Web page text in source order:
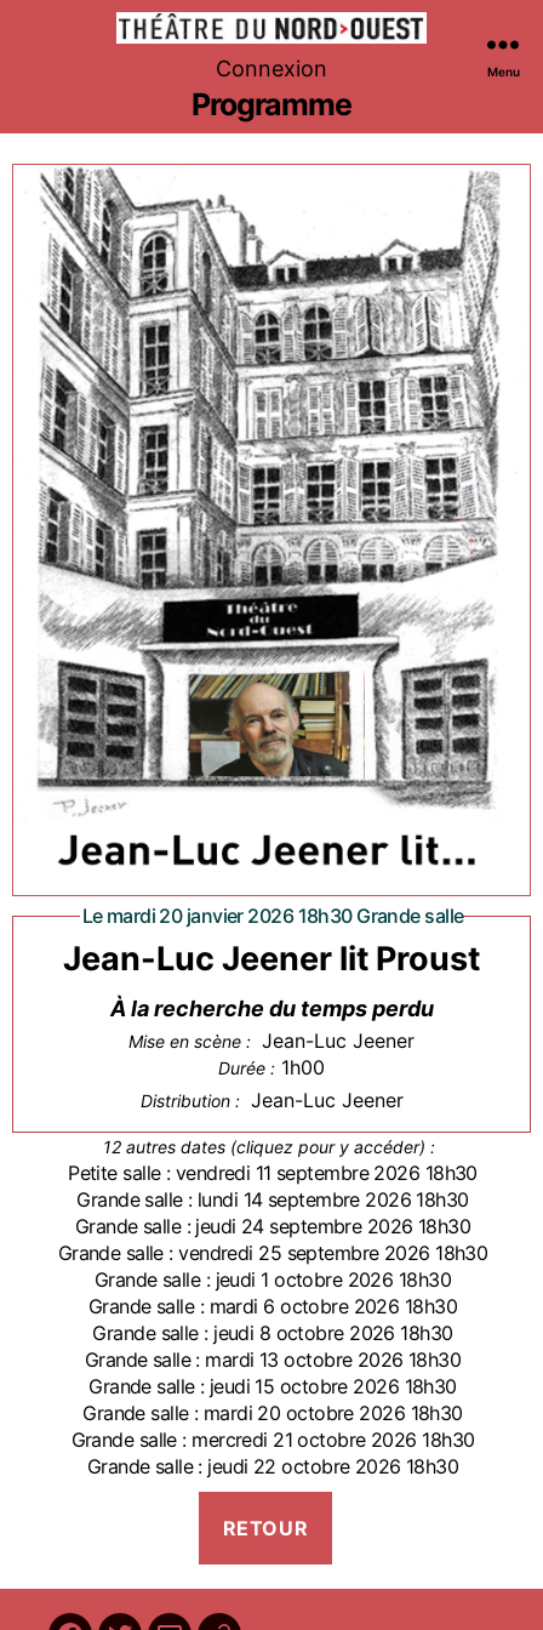
Théâtre
du
Nord-
Ouest
Connexion Menu
Programme
Le mardi 20 janvier 2026 18h30 Grande salle
Jean-Luc Jeener lit Proust
À la recherche du temps perdu
Mise en scène : Jean-Luc Jeener
Durée : 1h00
Distribution : Jean-Luc Jeener
12 autres dates (cliquez pour y accéder) :
Petite salle : vendredi 11 septembre 2026 18h30
Grande salle : lundi 14 septembre 2026 18h30
Grande salle : jeudi 24 septembre 2026 18h30
Grande salle : vendredi 25 septembre 2026 18h30
Grande salle : jeudi 1 octobre 2026 18h30
Grande salle : mardi 6 octobre 2026 18h30
Grande salle : jeudi 8 octobre 2026 18h30
Grande salle : mardi 13 octobre 2026 18h30
Grande salle : jeudi 15 octobre 2026 18h30
Grande salle : mardi 20 octobre 2026 18h30
Grande salle : mercredi 21 octobre 2026 18h30
Grande salle : jeudi 22 octobre 2026 18h30